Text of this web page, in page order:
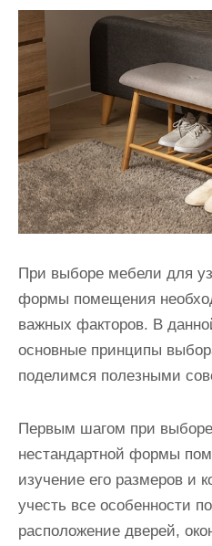
При выборе мебели для
формы помещения
важных факторов. В
основные принципы
поделимся полезными
Первым шагом при
нестандартной формы
изучение его размеров и
учесть все особенности
расположение дверей,